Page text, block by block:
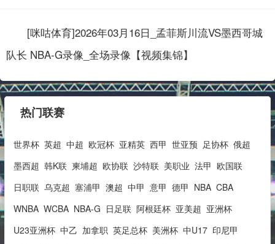
[咪咕体育]2026年03月16日_孟菲斯川流VS墨西哥城
队长 NBA-G录像_全场录像【视频集锦】
热门联赛
世界杯 英超 中超 欧冠杯 亚精英 西甲 世亚预 足协杯 俄超
墨西超 韩K联 柬埔超 欧协联 沙特联 美职业 法甲 欧国联
日职联 乌克超 塞浦甲 澳超 中甲 意甲 德甲 NBA CBA
WNBA WCBA NBA-G 日足联 阿根廷杯 亚美超 亚洲杯
U23亚洲杯 中乙 加拿职 英足总杯 美洲杯 中U17 印尼甲